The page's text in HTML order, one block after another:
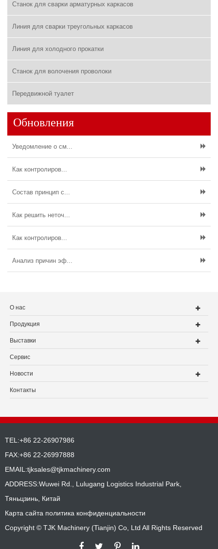
Станок для сварки арматурных каркасов
Линия для сварки треугольных каркасов
Линия для холодного прокатки
Станок для волочения проволоки
Передвижной туалет
Обновления
Уведомление о см...
Как контролиров...
Состав принцип с...
Как решить неточ...
Как контролиров...
Анализ причин эф...
О нас
Продукция
Выставки
Сервис
Новости
Контакты
TEL:+86 22-26907986
FAX:+86 22-26997888
EMAIL:tjksales@tjkmachinery.com
ADDRESS:Wuwei Rd., Lulugang Logistics Industrial Park,
Тяньцзинь, Китай
Карта сайта политика конфиденциальности
Copyright © TJK Machinery (Tianjin) Co, Ltd All Rights Reserved